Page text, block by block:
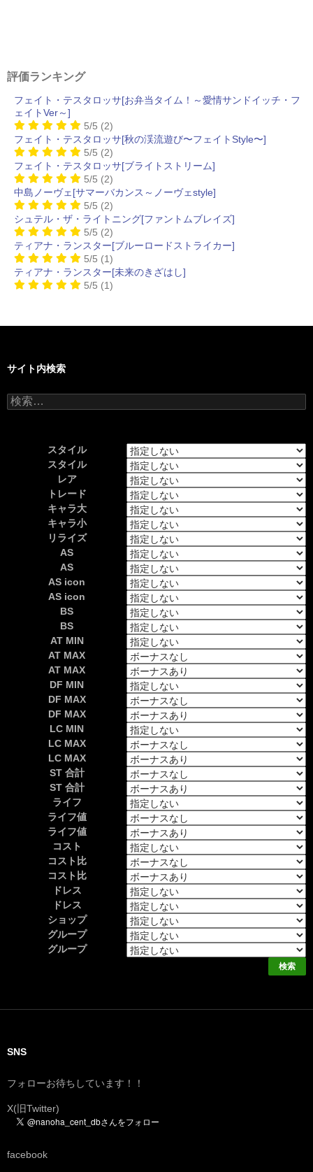
評価ランキング
フェイト・テスタロッサ[お弁当タイム！～愛情サンドイッチ・フ
ェイトVer～]
5/5 (2)
フェイト・テスタロッサ[秋の渓流遊び〜フェイトStyle〜]
5/5 (2)
フェイト・テスタロッサ[ブライトストリーム]
5/5 (2)
中島ノーヴェ[サマーバカンス～ノーヴェstyle]
5/5 (2)
シュテル・ザ・ライトニング[ファントムブレイズ]
5/5 (2)
ティアナ・ランスター[ブルーロードストライカー]
5/5 (1)
ティアナ・ランスター[未来のきざはし]
5/5 (1)
サイト内検索
検
索:
スタイル
スタイル
レア
トレード
キャラ大
キャラ小
リライズ
AS
AS
AS icon
AS icon
BS
BS
AT MIN
AT MAX
AT MAX
DF MIN
DF MAX
DF MAX
LC MIN
LC MAX
LC MAX
ST 合計
ST 合計
ライフ
ライフ値
ライフ値
コスト
コスト比
コスト比
ドレス
ドレス
ショップ
グループ
グループ
SNS
フォローお待ちしています！！
X(旧Twitter)
facebook